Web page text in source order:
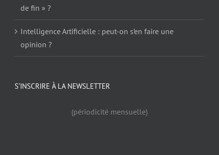
de fin » ?
Intelligence Artificielle : peut-on s’en faire une
opinion ?
S’INSCRIRE À LA NEWSLETTER
(périodicité mensuelle)